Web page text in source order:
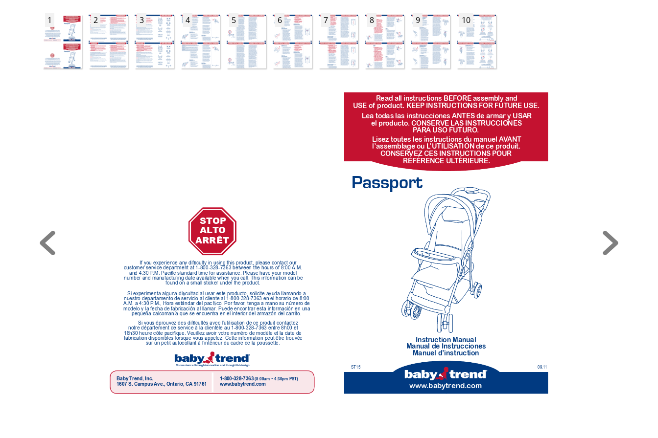
1 2 3 4 5 6 7 8 9 10
If you experience any difculty in using this product, please contact our
customer service department at 1-800-328-7363 between the hours of 8:00 A.M.
and 4:30 P.M. Pacic standard time for assistance. Please have your model
number and manufacturing date available when you call. This information can be
found on a small sticker under the product.
Instruction Manual
Manual de Instrucciones
Manuel d’instruction
09.11
ST15
www.babytrend.com
STOP
Convenience through innovation and thoughtful design
1-800-328-7363 (8:00am ~ 4:30pm PST)
www.babytrend.com
Baby Trend, Inc.
1607 S. Campus Ave., Ontario, CA 91761
Read all instructions BEFORE assembly and
USE of product. KEEP INSTRUCTIONS FOR FUTURE USE.
Lea todas las instrucciones ANTES de armar y USAR
el producto. CONSERVE LAS INSTRUCCIONES
PARA USO FUTURO.
Lisez toutes les instructions du manuel AVANT
l’assemblage ou L’UTILISATION de ce produit.
CONSERVEZ CES INSTRUCTIONS POUR
RÉFÉRENCE ULTÉRIEURE.
ARRÊT
ALTO
Si experimenta alguna dicultad al usar este producto, solicite ayuda llamando a
nuestro departamento de servicio al cliente al 1-800-328-7363 en el horario de 8:00
A.M. a 4:30 P.M., Hora estándar del pacíco. Por favor, tenga a mano su número de
modelo y la fecha de fabricación al llamar. Puede encontrar esta información en una
pequeña calcomanía que se encuentra en el interior del armazón del carrito.
Si vous éprouvez des difcultés avec l’utilisation de ce produit contactez
notre département de service à la clientèle au 1-800-328-7363 entre 8h00 et
16h30 heure côte pacique. Veuillez avoir votre numéro de modèle et la date de
fabrication disponibles lorsque vous appelez. Cette information peut être trouvée
sur un petit autocollant à l’intérieur du cadre de la poussette.
Passport